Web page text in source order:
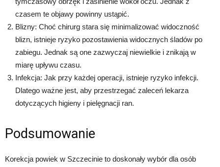
czasem te objawy powinny ustąpić.
Blizny: Choć chirurg stara się minimalizować widoczność
blizn, istnieje ryzyko pozostawienia widocznych śladów po
zabiegu. Jednak są one zazwyczaj niewielkie i znikają w
miarę upływu czasu.
Infekcja: Jak przy każdej operacji, istnieje ryzyko infekcji.
Dlatego ważne jest, aby przestrzegać zaleceń lekarza
dotyczących higieny i pielęgnacji ran.
Podsumowanie
Korekcja powiek w Szczecinie to doskonały wybór dla osób